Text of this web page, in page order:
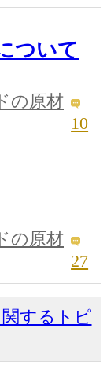
ついて
の原材
10
の原材
27
するトピ